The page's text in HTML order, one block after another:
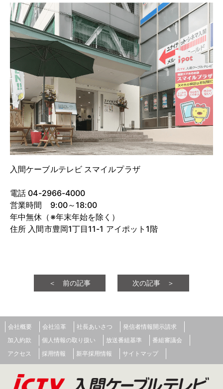
入間ケーブルテレビ スマイルプラザ
電話 04-2966-4000
営業時間 9:00～18:00
年中無休（※年末年始を除く）
住所 入間市豊岡1丁目11-1 アイポット1階
＜ 前の記事 次の記事 ＞
会社概要 会社沿革 社長あいさつ
発信者情報開示請求
加入約款
個人情報の取り扱い 放送番組基準
番組審議会
アクセス
採用情報 新卒採用情報 サイトマップ